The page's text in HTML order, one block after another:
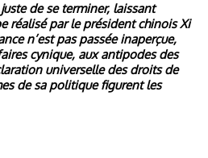
de se terminer, laissant
réalisé par le président chinois Xi
n’est pas passée inaperçue,
cynique, aux antipodes des
universelle des droits de
de sa politique figurent les